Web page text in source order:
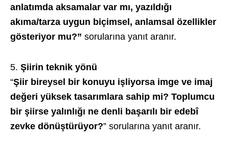
anlatımda aksamalar var mı, yazıldığı
akıma/tarza uygun biçimsel, anlamsal özellikler
gösteriyor mu?” sorularına yanıt aranır.
Şiirin teknik yönü
“Şiir bireysel bir konuyu işliyorsa imge ve imaj
değeri yüksek tasarımlara sahip mi? Toplumcu
bir şiirse yalınlığı ne denli başarılı bir edebî
zevke dönüştürüyor?” sorularına yanıt aranır.